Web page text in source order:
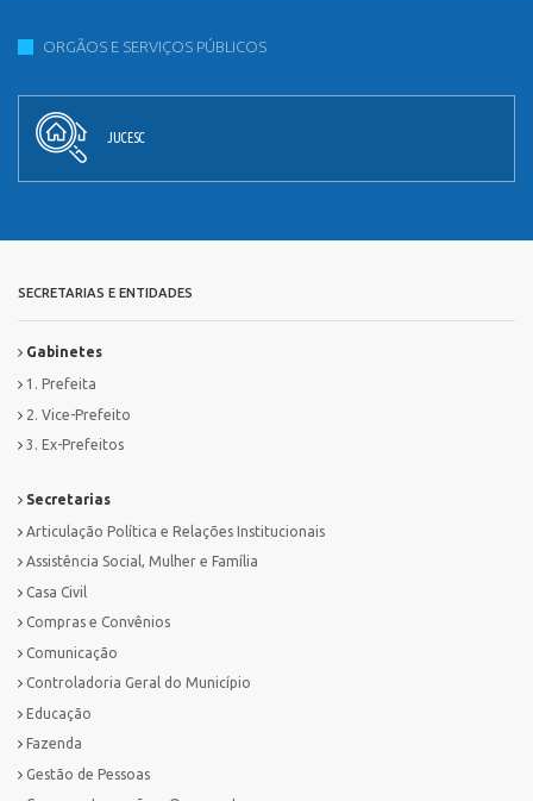
ORGÃOS E SERVIÇOS PÚBLICOS
JUCESC
SECRETARIAS E ENTIDADES
Gabinetes
1. Prefeita
2. Vice-Prefeito
3. Ex-Prefeitos
Secretarias
Articulação Política e Relações Institucionais
Assistência Social, Mulher e Família
Casa Civil
Compras e Convênios
Comunicação
Controladoria Geral do Município
Educação
Fazenda
Gestão de Pessoas